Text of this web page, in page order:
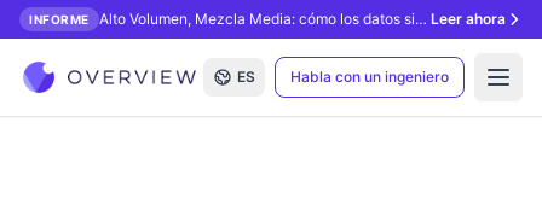
INFORME Alto Volumen, Mezcla Media: cómo los datos sintéticos desbloquean la inspección con IA. Leer ahora
ES Habla con un ingeniero